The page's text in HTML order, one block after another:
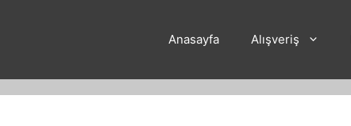
Anasayfa Alışveriş